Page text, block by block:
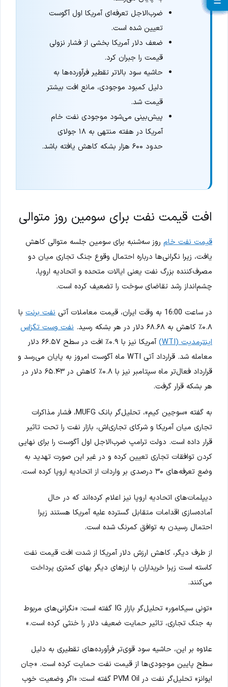
ضرب‌الاجل تعرفه‌ای آمریکا اول آگوست
تعیین شده است.
ضعف دلار آمریکا بخشی از فشار نزولی
قیمت را جبران کرد.
حاشیه سود بالاتر تقطیر فرآورده‌ها به
دلیل کمبود موجودی، مانع افت بیشتر
قیمت شد.
پیش‌بینی می‌شود موجودی نفت خام
آمریکا در هفته منتهی به ۱۸ جولای
حدود ۶۰۰ هزار بشکه کاهش یافته باشد.
افت قیمت نفت برای سومین روز متوالی
قیمت نفت خام روز سه‌شنبه برای سومین جلسه متوالی کاهش
یافت، زیرا نگرانی‌ها درباره احتمال وقوع جنگ تجاری میان دو
مصرف‌کننده بزرگ نفت یعنی ایالات متحده و اتحادیه اروپا،
چشم‌انداز رشد تقاضای سوخت را تضعیف کرده است.
در ساعت 16:00 به وقت ایران، قیمت معاملات آتی نفت برنت با
۰.۸٪ کاهش به ۶۸.۶۸ دلار در هر بشکه رسید.
نفت وست تگزاس
اینترمدیت (WTI)
آمریکا نیز با ۰.۹٪ افت در سطح ۶۶.۵۷ دلار
معامله شد. قرارداد آتی WTI ماه آگوست امروز به پایان می‌رسد و
قرارداد فعال‌تر ماه سپتامبر نیز با ۰.۸٪ کاهش در ۶۵.۴۳ دلار در
هر بشکه قرار گرفت.
به گفته «سوجین کیم»، تحلیل‌گر بانک MUFG، فشار مذاکرات
تجاری میان آمریکا و شرکای تجاری‌اش، بازار نفت را تحت تاثیر
قرار داده است. دولت ترامپ ضرب‌الاجل اول آگوست را برای نهایی
کردن توافقات تجاری تعیین کرده و در غیر این صورت تهدید به
وضع تعرفه‌های ۳۰ درصدی بر واردات از اتحادیه اروپا کرده است.
دیپلمات‌های اتحادیه اروپا نیز اعلام کرده‌اند که در حال
آماده‌سازی اقدامات متقابل گسترده علیه آمریکا هستند زیرا
احتمال رسیدن به توافق کمرنگ شده است.
از طرف دیگر، کاهش ارزش دلار آمریکا از شدت افت قیمت نفت
کاسته است زیرا خریداران با ارزهای دیگر بهای کمتری پرداخت
می‌کنند.
«تونی سیکامور» تحلیل‌گر بازار IG گفته است: «نگرانی‌های مربوط
به جنگ تجاری، تاثیر حمایت ضعیف دلار را خنثی کرده است.»
علاوه بر این، حاشیه سود قوی‌تر فرآورده‌های تقطیری به دلیل
سطح پایین موجودی‌ها از قیمت نفت حمایت کرده است. «جان
ایوانز» تحلیل‌گر نفت در PVM Oil گفته است: «اگر وضعیت خوب